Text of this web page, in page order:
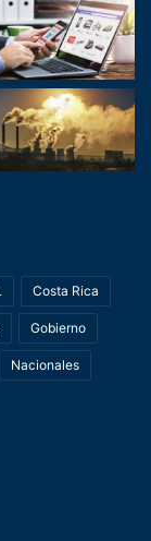
Costa Rica
Gobierno
Nacionales